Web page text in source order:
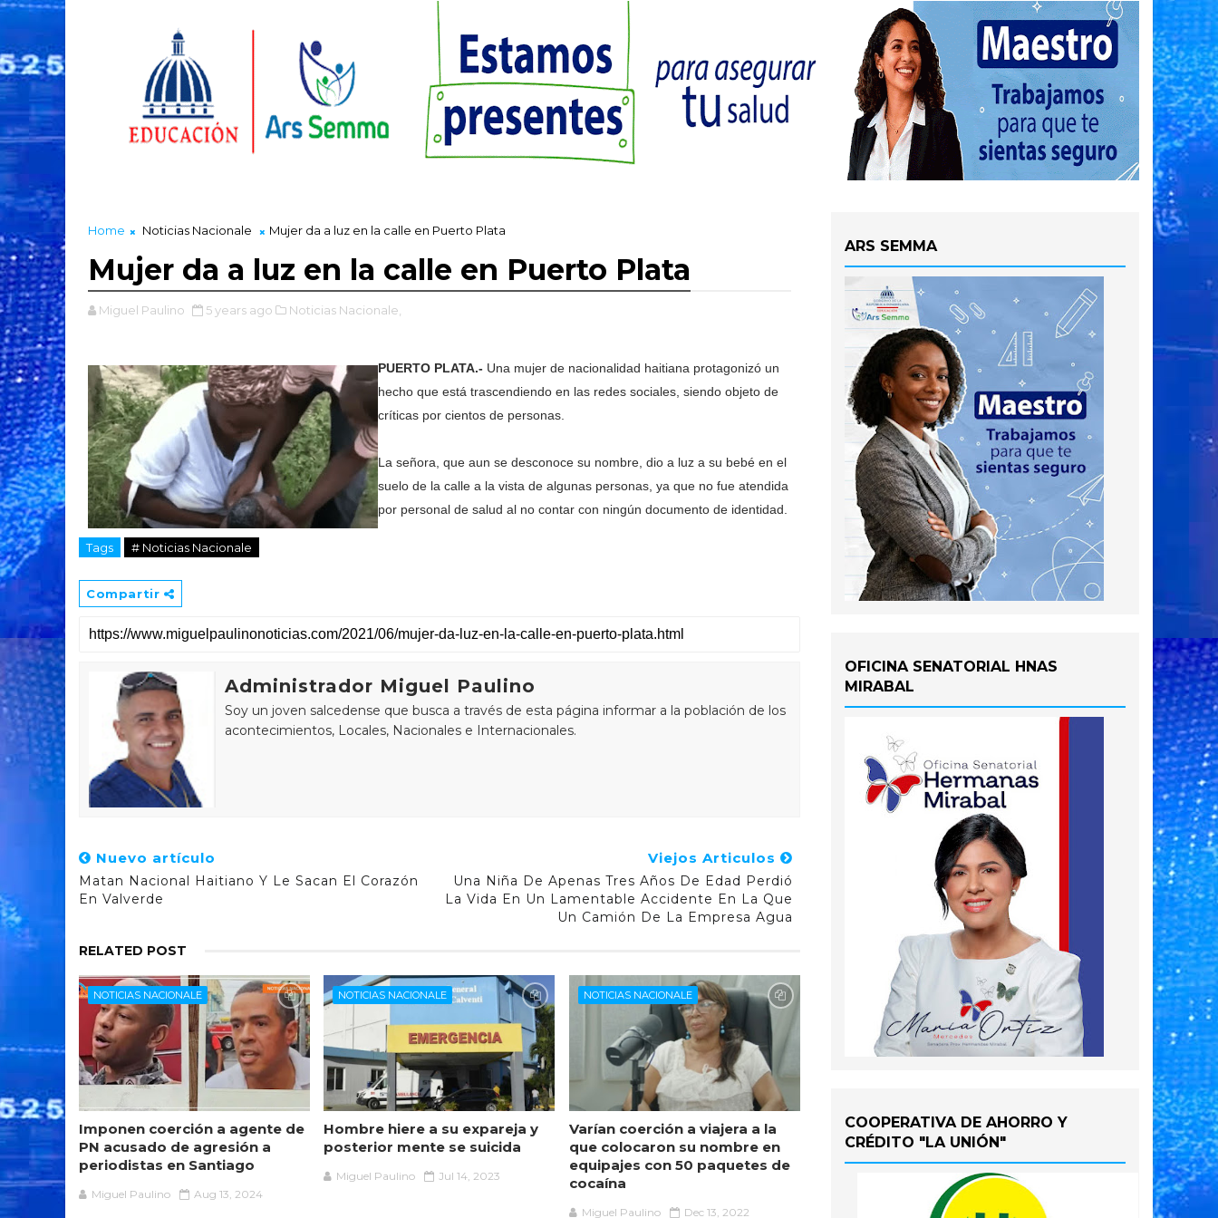
Home Noticias Nacionale Mujer da a luz en la calle en Puerto Plata
Mujer da a luz en la calle en Puerto Plata
Miguel Paulino 5 years ago Noticias Nacionale,
PUERTO PLATA.- Una mujer de nacionalidad haitiana protagonizó un
hecho que está trascendiendo en las redes sociales, siendo objeto de
críticas por cientos de personas.
La señora, que aun se desconoce su nombre, dio a luz a su bebé en el
suelo de la calle a la vista de algunas personas, ya que no fue atendida
por personal de salud al no contar con ningún documento de identidad.
Tags # Noticias Nacionale
Compartir
Administrador Miguel Paulino
Soy un joven salcedense que busca a través de esta página informar a la población de los
acontecimientos, Locales, Nacionales e Internacionales.
Nuevo artículo
Matan Nacional Haitiano Y Le Sacan El Corazón
En Valverde
Viejos Articulos
Una Niña De Apenas Tres Años De Edad Perdió
La Vida En Un Lamentable Accidente En La Que
Un Camión De La Empresa Agua
RELATED POST
NOTICIAS NACIONALE
Imponen coerción a agente de
PN acusado de agresión a
periodistas en Santiago
Miguel Paulino Aug 13, 2024
NOTICIAS NACIONALE
Hombre hiere a su expareja y
posterior mente se suicida
Miguel Paulino Jul 14, 2023
NOTICIAS NACIONALE
Varían coerción a viajera a la
que colocaron su nombre en
equipajes con 50 paquetes de
cocaína
Miguel Paulino Dec 13, 2022
ARS SEMMA
OFICINA SENATORIAL HNAS
MIRABAL
COOPERATIVA DE AHORRO Y
CRÉDITO "LA UNIÓN"